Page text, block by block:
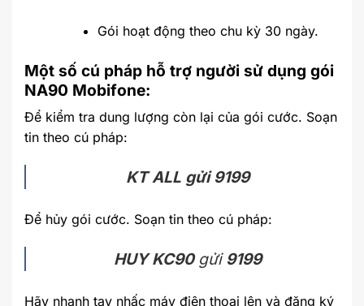
Gói hoạt động theo chu kỳ 30 ngày.
Một số cú pháp hỗ trợ người sử dụng gói
NA90 Mobifone:
Để kiểm tra dung lượng còn lại của gói cước. Soạn
tin theo cú pháp:
KT ALL gửi 9199
Để hủy gói cước. Soạn tin theo cú pháp:
HUY KC90 gửi 9199
Hãy nhanh tay nhấc máy điện thoại lên và đăng ký